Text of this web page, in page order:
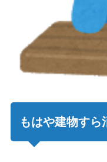
もはや建物すら